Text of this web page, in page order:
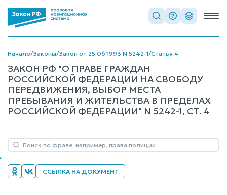
Начало/Законы/Закон от 25.06.1993 N 5242-1/Статья 4
ЗАКОН РФ "О ПРАВЕ ГРАЖДАН
РОССИЙСКОЙ ФЕДЕРАЦИИ НА СВОБОДУ
ПЕРЕДВИЖЕНИЯ, ВЫБОР МЕСТА
ПРЕБЫВАНИЯ И ЖИТЕЛЬСТВА В ПРЕДЕЛАХ
РОССИЙСКОЙ ФЕДЕРАЦИИ" N 5242-1, СТ. 4
ССЫЛКА НА ДОКУМЕНТ